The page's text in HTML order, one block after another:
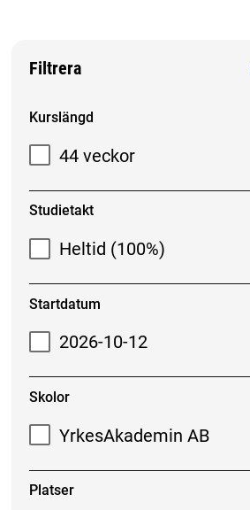
Filtrera
Filtrera sökresultat
Kurslängd
44 veckor
Studietakt
Heltid (100%)
Startdatum
2026-10-12
Skolor
YrkesAkademin AB
Platser